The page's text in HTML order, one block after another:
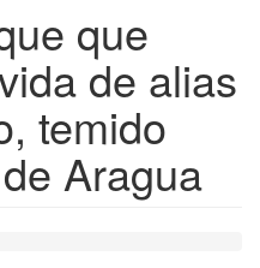
que
de alias
temido
Aragua